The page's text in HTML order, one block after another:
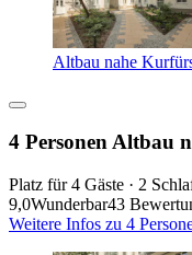
Altbau nahe
4 Personen Altbau
Platz für 4 Gäste · 2
9,0Wunderbar43
Weitere Infos zu 4